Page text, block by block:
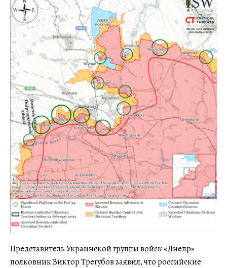
Представитель Украинской группы войск «Днепр»
полковник Виктор Трегубов заявил, что российские